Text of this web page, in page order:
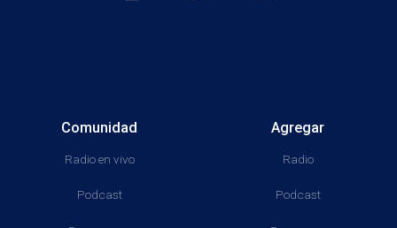
Comunidad
Radio en vivo
Podcast
Agregar
Radio
Podcast